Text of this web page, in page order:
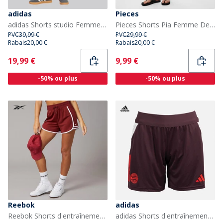
adidas
adidas Shorts studio Femme en molleton coupe ample 3 bandes Aurora Onix
PVC39,99 €
Rabais20,00 €
Current
19,99 €
-50% ou plus
Pieces
Pieces Shorts Pia Femme Deep Lichen Green
PVC29,99 €
Rabais20,00 €
Current
9,99 €
-50% ou plus
Reebok
Reebok Shorts d'entraînement en maille ID Femme Rich Maroon
adidas
adidas Shorts d'entraînement FCB FC Bayern München Femme Shadow Maroon/Rouge